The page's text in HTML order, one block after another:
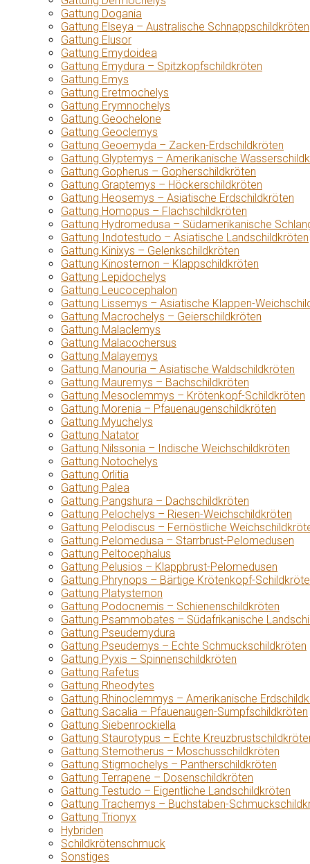
Gattung Dogania
Gattung Elseya – Australische Schnappschildkröten
Gattung Elusor
Gattung Emydoidea
Gattung Emydura – Spitzkopfschildkröten
Gattung Emys
Gattung Eretmochelys
Gattung Erymnochelys
Gattung Geochelone
Gattung Geoclemys
Gattung Geoemyda – Zacken-Erdschildkröten
Gattung Glyptemys – Amerikanische
Gattung Gopherus – Gopherschildkröten
Gattung Graptemys – Höckerschildkröten
Gattung Heosemys – Asiatische Erdschildkröten
Gattung Homopus – Flachschildkröten
Gattung Hydromedusa – Südamerikanische
Gattung Indotestudo – Asiatische Landschildkröten
Gattung Kinixys – Gelenkschildkröten
Gattung Kinosternon – Klappschildkröten
Gattung Lepidochelys
Gattung Leucocephalon
Gattung Lissemys – Asiatische Klappen-
Gattung Macrochelys – Geierschildkröten
Gattung Malaclemys
Gattung Malacochersus
Gattung Malayemys
Gattung Manouria – Asiatische Waldschildkröten
Gattung Mauremys – Bachschildkröten
Gattung Mesoclemmys – Krötenkopf-Schildkröten
Gattung Morenia – Pfauenaugenschildkröten
Gattung Myuchelys
Gattung Natator
Gattung Nilssonia – Indische Weichschildkröten
Gattung Notochelys
Gattung Orlitia
Gattung Palea
Gattung Pangshura – Dachschildkröten
Gattung Pelochelys – Riesen-Weichschildkröten
Gattung Pelodiscus – Fernöstliche
Gattung Pelomedusa – Starrbrust-Pelomedusen
Gattung Peltocephalus
Gattung Pelusios – Klappbrust-Pelomedusen
Gattung Phrynops – Bärtige Krötenkopf-
Gattung Platysternon
Gattung Podocnemis – Schienenschildkröten
Gattung Psammobates – Südafrikanische
Gattung Pseudemydura
Gattung Pseudemys – Echte Schmuckschildkröten
Gattung Pyxis – Spinnenschildkröten
Gattung Rafetus
Gattung Rheodytes
Gattung Rhinoclemmys – Amerikanische
Gattung Sacalia – Pfauenaugen-Sumpfschildkröten
Gattung Siebenrockiella
Gattung Staurotypus – Echte
Gattung Sternotherus – Moschusschildkröten
Gattung Stigmochelys – Pantherschildkröten
Gattung Terrapene – Dosenschildkröten
Gattung Testudo – Eigentliche Landschildkröten
Gattung Trachemys – Buchstaben-
Gattung Trionyx
Hybriden
Schildkrötenschmuck
Sonstiges